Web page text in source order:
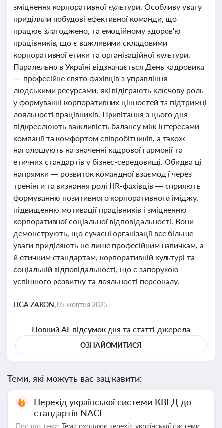
зміцнення корпоративної культури. Особливу увагу
приділяли побудові ефективної команди, що
працює злагоджено, та емоційному здоров'ю
працівників, що є важливими складовими
корпоративної етики та організаційної культури.
Паралельно в Україні відзначається День кадровика
— професійне свято фахівців з управління
людськими ресурсами, які відіграють ключову роль
у формуванні корпоративних цінностей та підтримці
лояльності працівників. Привітання з цього дня
підкреслюють важливість балансу між інтересами
компанії та комфортом співробітників, а також
наголошують на значенні кадрової гармонії та
етичних стандартів у бізнес-середовищі. Обидва ці
напрямки — розвиток командної взаємодії через
тренінги та визнання ролі HR-фахівців — сприяють
формуванню позитивного корпоративного іміджу,
підвищенню мотивації працівників і зміцненню
корпоративної соціальної відповідальності. Вони
демонструють, що сучасні організації все більше
уваги приділяють не лише професійним навичкам, а
й етичним стандартам, корпоративній культурі та
соціальній відповідальності, що є запорукою
успішного розвитку та лояльності персоналу.
LIGA ZAKON,05 жовтня 2025
Повний AI-підсумок дня та статті-джерела
ОЗНАЙОМИТИСЯ
Теми, які можуть вас зацікавити:
Перехід української системи КВЕД до
стандартів NACE
Про що тема: Тема охоплює перехід української системи